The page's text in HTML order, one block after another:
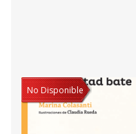
No Disponible